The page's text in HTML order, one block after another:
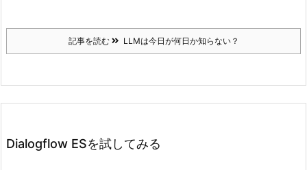
記事を読む LLMは今日が何日か知らない？
Dialogflow ESを試してみる